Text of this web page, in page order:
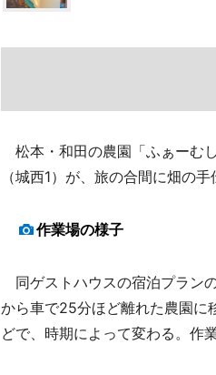
松本・和田の農園「ふぁーむ
（城西1）が、旅の合間に畑の
作業場の様子
同ゲストハウスの宿泊プラン
から車で25分ほど離れた農園に
どで、時期によって変わる。作